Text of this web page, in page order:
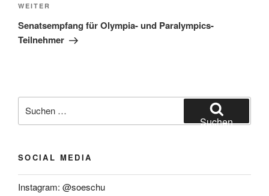
Nächster
Beitrag
WEITER
Senatsempfang für Olympia- und Paralympics-
Teilnehmer
nach:
Suchen
SOCIAL MEDIA
Instagram: @soeschu